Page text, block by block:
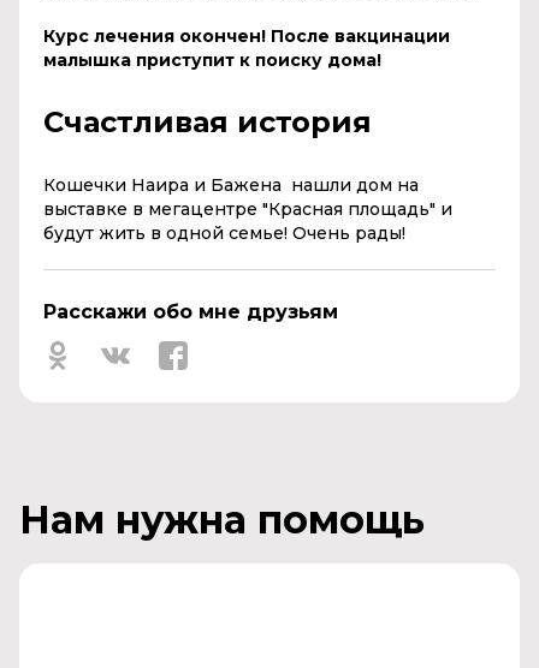
Курс лечения окончен! После вакцинации
малышка приступит к поиску дома!
Счастливая история
Кошечки Наира и Бажена нашли дом на
выставке в мегацентре "Красная площадь" и
будут жить в одной семье! Очень рады!
Расскажи обо мне друзьям
Нам нужна помощь